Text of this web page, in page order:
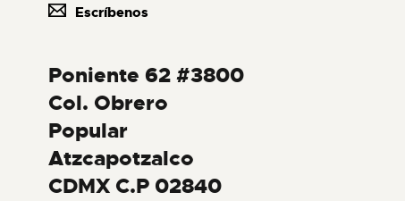
Escríbenos
Poniente 62 #3800
Col. Obrero
Popular
Atzcapotzalco
CDMX C.P 02840